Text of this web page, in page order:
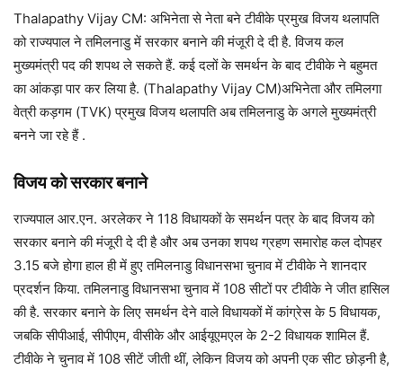
Thalapathy Vijay CM: अभिनेता से नेता बने टीवीके प्रमुख विजय थलापति
को राज्यपाल ने तमिलनाडु में सरकार बनाने की मंजूरी दे दी है. विजय कल
मुख्यमंत्री पद की शपथ ले सकते हैं. कई दलों के समर्थन के बाद टीवीके ने बहुमत
का आंकड़ा पार कर लिया है. (Thalapathy Vijay CM)अभिनेता और तमिलगा
वेत्री कड़गम (TVK) प्रमुख विजय थलापति अब तमिलनाडु के अगले मुख्यमंत्री
बनने जा रहे हैं .
विजय को सरकार बनाने
राज्यपाल आर.एन. अरलेकर ने 118 विधायकों के समर्थन पत्र के बाद विजय को
सरकार बनाने की मंजूरी दे दी है और अब उनका शपथ ग्रहण समारोह कल दोपहर
3.15 बजे होगा हाल ही में हुए तमिलनाडु विधानसभा चुनाव में टीवीके ने शानदार
प्रदर्शन किया. तमिलनाडु विधानसभा चुनाव में 108 सीटों पर टीवीके ने जीत हासिल
की है. सरकार बनाने के लिए समर्थन देने वाले विधायकों में कांग्रेस के 5 विधायक,
जबकि सीपीआई, सीपीएम, वीसीके और आईयूएमएल के 2-2 विधायक शामिल हैं.
टीवीके ने चुनाव में 108 सीटें जीती थीं, लेकिन विजय को अपनी एक सीट छोड़नी है,